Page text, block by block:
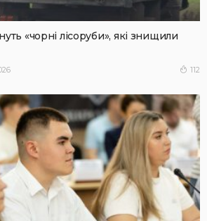
«чорні лісоруби», які знищили
112